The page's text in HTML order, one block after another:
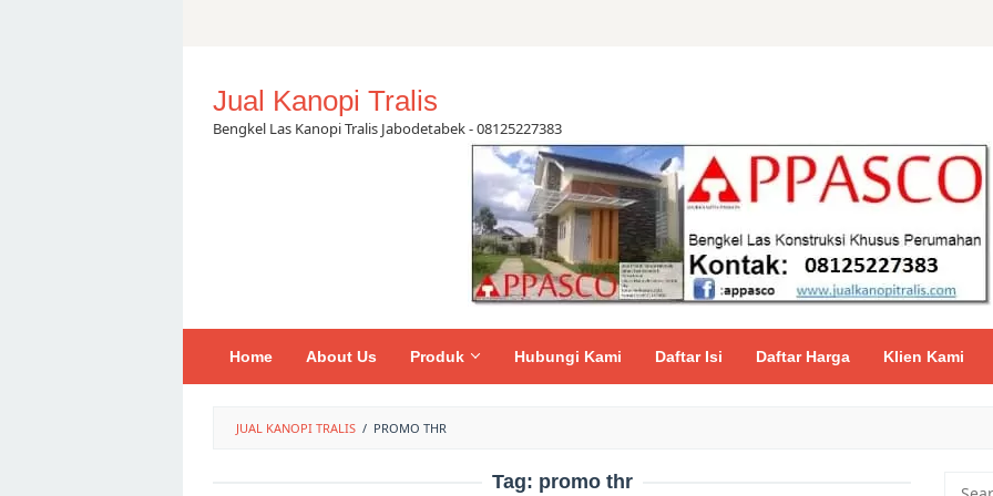
Jual Kanopi Tralis
Bengkel Las Kanopi Tralis Jabodetabek - 08125227383
Home About Us Produk Hubungi Kami Daftar Isi Daftar Harga Klien Kami
JUAL KANOPI TRALIS / PROMO THR
Tag: promo thr